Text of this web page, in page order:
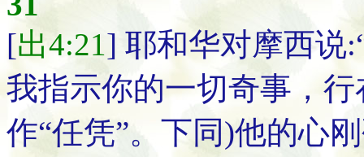
[出4:21] 耶和华对摩西说
我指示你的一切奇事，
作“任凭”。下同)他的心